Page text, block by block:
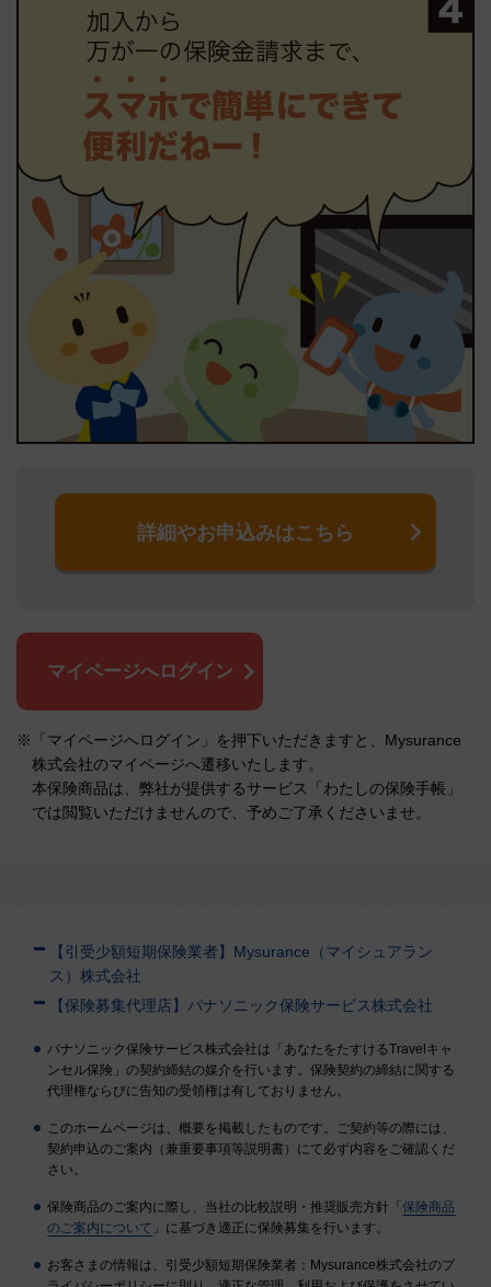
詳細やお申込みはこちら
マイページへログイン
※「マイページへログイン」を押下いただきますと、Mysurance
株式会社のマイページへ遷移いたします。
本保険商品は、弊社が提供するサービス「わたしの保険手帳」
では閲覧いただけませんので、予めご了承くださいませ。
【引受少額短期保険業者】Mysurance（マイシュアラン
ス）株式会社
【保険募集代理店】パナソニック保険サービス株式会社
パナソニック保険サービス株式会社は「あなたをたすけるTravelキャ
ンセル保険」の契約締結の媒介を行います。保険契約の締結に関する
代理権ならびに告知の受領権は有しておりません。
このホームページは、概要を掲載したものです。ご契約等の際には、
契約申込のご案内（兼重要事項等説明書）にて必ず内容をご確認くだ
さい。
保険商品のご案内に際し、当社の比較説明・推奨販売方針「保険商品
のご案内について 」に基づき適正に保険募集を行います。
お客さまの情報は、引受少額短期保険業者：Mysurance株式会社のプ